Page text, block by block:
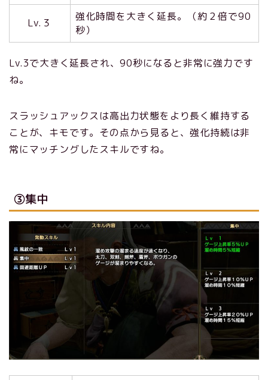
Lv.３
強化時間を大きく延長。（約２倍で90
秒）
Lv.3で大きく延長され、90秒になると非常に強力です
ね。
スラッシュアックスは高出力状態をより長く維持する
ことが、キモです。その点から見ると、強化持続は非
常にマッチングしたスキルですね。
③集中